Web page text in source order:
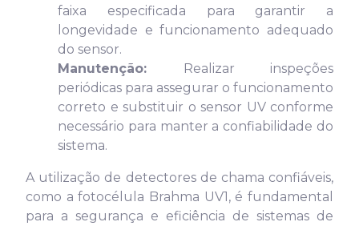
faixa especificada para garantir a
longevidade e funcionamento adequado
do sensor.
Manutenção:
Realizar inspeções
periódicas para assegurar o funcionamento
correto e substituir o sensor UV conforme
necessário para manter a confiabilidade do
sistema.
A utilização de detectores de chama confiáveis,
como a fotocélula Brahma UV1, é fundamental
para a segurança e eficiência de sistemas de